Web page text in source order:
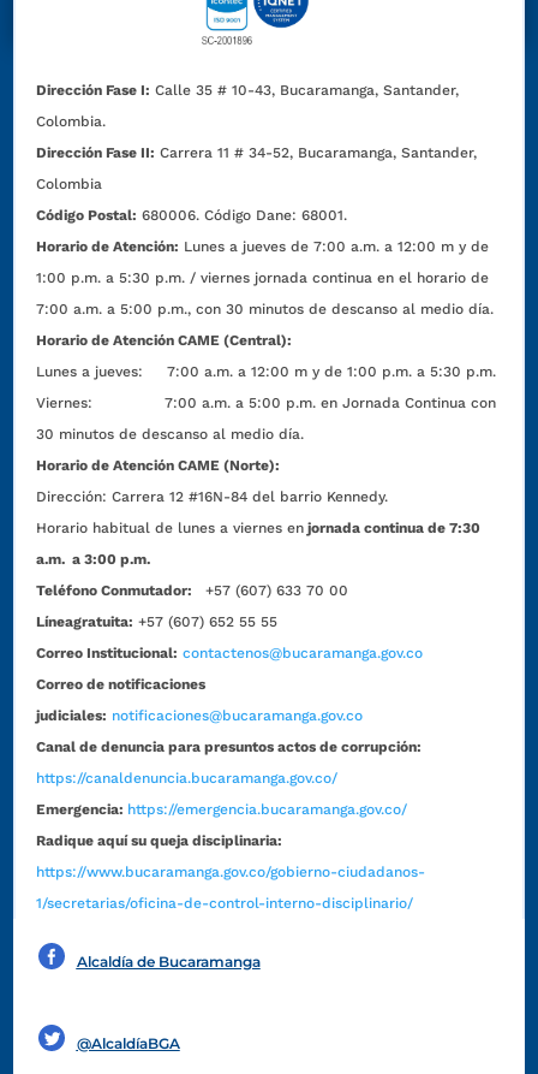
Dirección Fase I: Calle 35 # 10-43, Bucaramanga, Santander,
Colombia.
Dirección Fase II: Carrera 11 # 34-52, Bucaramanga, Santander,
Colombia
Código Postal: 680006. Código Dane: 68001.
Horario de Atención: Lunes a jueves de 7:00 a.m. a 12:00 m y de
1:00 p.m. a 5:30 p.m. / viernes jornada continua en el horario de
7:00 a.m. a 5:00 p.m., con 30 minutos de descanso al medio día.
Horario de Atención CAME (Central):
Lunes a jueves: 7:00 a.m. a 12:00 m y de 1:00 p.m. a 5:30 p.m.
Viernes: 7:00 a.m. a 5:00 p.m. en Jornada Continua con
30 minutos de descanso al medio día.
Horario de Atención CAME (Norte):
Dirección:Carrera 12 #16N-84 del barrio Kennedy.
Horario habitual de lunes a viernes en jornada continua de 7:30
a.m. a 3:00 p.m.
Teléfono Conmutador:
+57 (607) 633 70 00
Líneagratuita: +57 (607) 652 55 55
Correo Institucional: contactenos@bucaramanga.gov.co
Correo de notificaciones
judiciales: notificaciones@bucaramanga.gov.co
Canal de denuncia para presuntos actos de corrupción:
https://canaldenuncia.bucaramanga.gov.co/
Emergencia: https://emergencia.bucaramanga.gov.co/
Radique aquí su queja disciplinaria:
https://www.bucaramanga.gov.co/gobierno-ciudadanos-
1/secretarias/oficina-de-control-interno-disciplinario/
Alcaldía de Bucaramanga
@AlcaldíaBGA